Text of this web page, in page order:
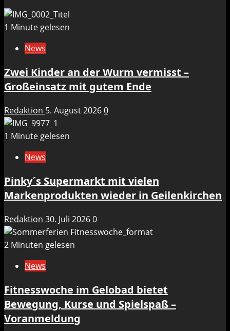
1 Minute gelesen
News
Zwei Kinder an der Wurm vermisst –
Großeinsatz mit gutem Ende
Redaktion 5. August 20260
1 Minute gelesen
News
Pinky´s Supermarkt mit vielen
Markenprodukten wieder in Geilenkirchen
Redaktion 30. Juli 20260
2 Minuten gelesen
News
Fitnesswoche im Gelobad bietet
Bewegung, Kurse und Spielspaß –
Voranmeldung